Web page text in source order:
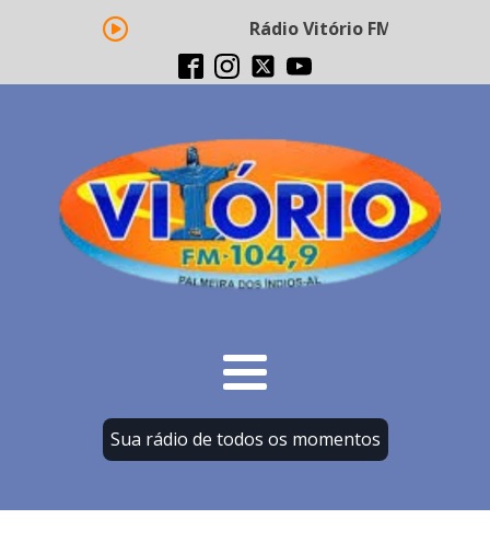
Rádio Vitório FM -
Sua rádio de todos os momentos